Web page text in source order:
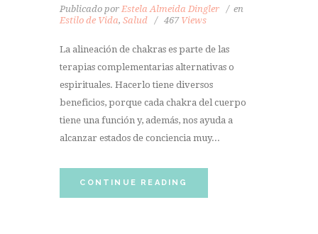
Publicado por Estela Almeida Dingler
en
Estilo de Vida, Salud 467Views
La alineación de chakras es parte de las
terapias complementarias alternativas o
espirituales. Hacerlo tiene diversos
beneficios, porque cada chakra del cuerpo
tiene una función y, además, nos ayuda a
alcanzar estados de conciencia muy...
CONTINUE READING